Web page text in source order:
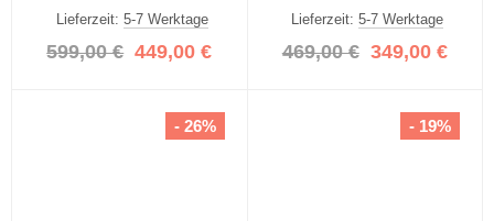
Lieferzeit: 5-7 Werktage
599,00 € 449,00 €
Lieferzeit:5-7 Werktage
469,00 € 349,00 €
- 26% - 19%